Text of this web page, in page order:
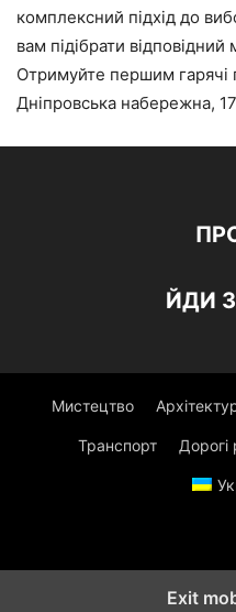
комплексний підхід до
вам підібрати
Отримуйте першим гарячі
Дніпровська набережна,
ЙДИ
Мистецтво
Транспорт Дорогі
Exit